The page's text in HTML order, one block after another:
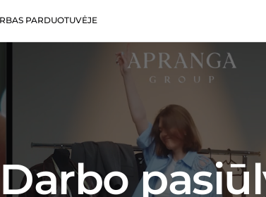
PARDUOTUVĖJE
Darbo